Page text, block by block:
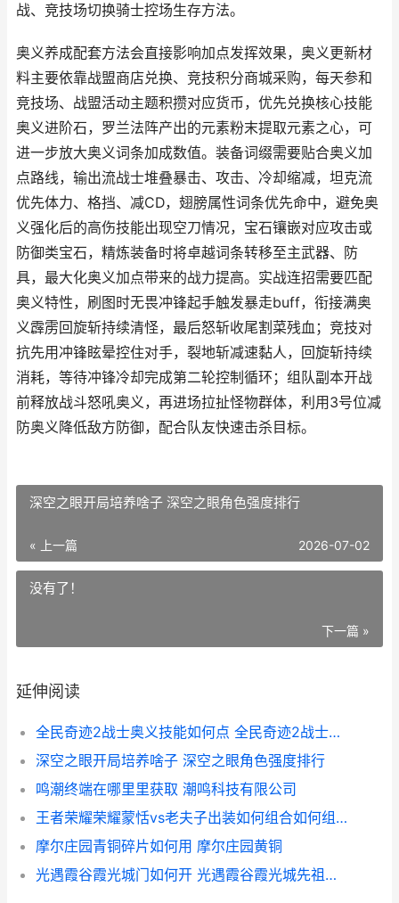
战、竞技场切换骑士控场生存方法。
奥义养成配套方法会直接影响加点发挥效果，奥义更新材
料主要依靠战盟商店兑换、竞技积分商城采购，每天参和
竞技场、战盟活动主题积攒对应货币，优先兑换核心技能
奥义进阶石，罗兰法阵产出的元素粉末提取元素之心，可
进一步放大奥义词条加成数值。装备词缀需要贴合奥义加
点路线，输出流战士堆叠暴击、攻击、冷却缩减，坦克流
优先体力、格挡、减CD，翅膀属性词条优先命中，避免奥
义强化后的高伤技能出现空刀情况，宝石镶嵌对应攻击或
防御类宝石，精炼装备时将卓越词条转移至主武器、防
具，最大化奥义加点带来的战力提高。实战连招需要匹配
奥义特性，刷图时无畏冲锋起手触发暴走buff，衔接满奥
义霹雳回旋斩持续清怪，最后怒斩收尾割菜残血；竞技对
抗先用冲锋眩晕控住对手，裂地斩减速黏人，回旋斩持续
消耗，等待冲锋冷却完成第二轮控制循环；组队副本开战
前释放战斗怒吼奥义，再进场拉扯怪物群体，利用3号位减
防奥义降低敌方防御，配合队友快速击杀目标。
深空之眼开局培养啥子 深空之眼角色强度排行
« 上一篇 2026-07-02
没有了！
下一篇 »
延伸阅读
全民奇迹2战士奥义技能如何点 全民奇迹2战士橙色翎羽选择什么属性
深空之眼开局培养啥子 深空之眼角色强度排行
鸣潮终端在哪里里获取 潮鸣科技有限公司
王者荣耀荣耀蒙恬vs老夫子出装如何组合如何组合 蒙怡王者荣耀
摩尔庄园青铜碎片如何用 摩尔庄园黄铜
光遇霞谷霞光城门如何开 光遇霞谷霞光城先祖位置